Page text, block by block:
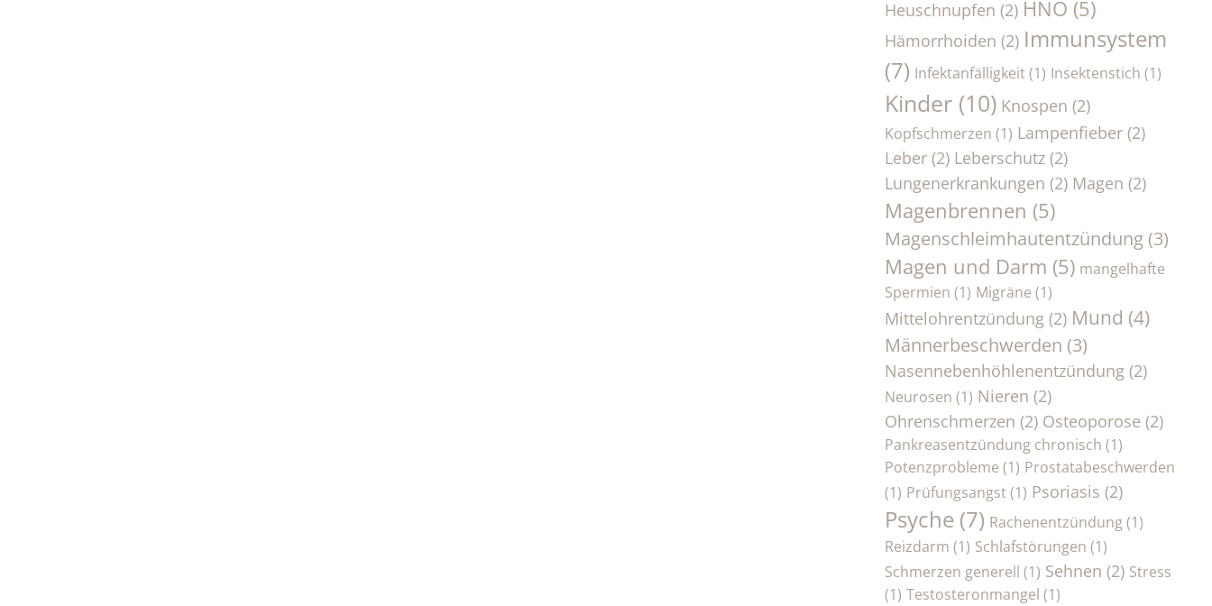
Heuschnupfen (2) HNO (5)
Hämorrhoiden (2) Immunsystem
(7) Infektanfälligkeit(1) Insektenstich (1)
Kinder(10) Knospen (2)
Kopfschmerzen (1) Lampenfieber(2)
Leber(2) Leberschutz(2)
Lungenerkrankungen (2) Magen (2)
Magenbrennen (5)
Magenschleimhautentzündung(3)
Magen und Darm (5) mangelhafte
Spermien (1) Migräne (1)
Mittelohrentzündung(2) Mund (4)
Männerbeschwerden (3)
Nasennebenhöhlenentzündung(2)
Neurosen (1) Nieren (2)
Ohrenschmerzen (2) Osteoporose (2)
Pankreasentzündung chronisch (1)
Potenzprobleme (1) Prostatabeschwerden
(1) Prüfungsangst(1) Psoriasis (2)
Psyche (7) Rachenentzündung(1)
Reizdarm (1) Schlafstörungen (1)
Schmerzen generell (1) Sehnen (2) Stress
(1) Testosteronmangel (1)